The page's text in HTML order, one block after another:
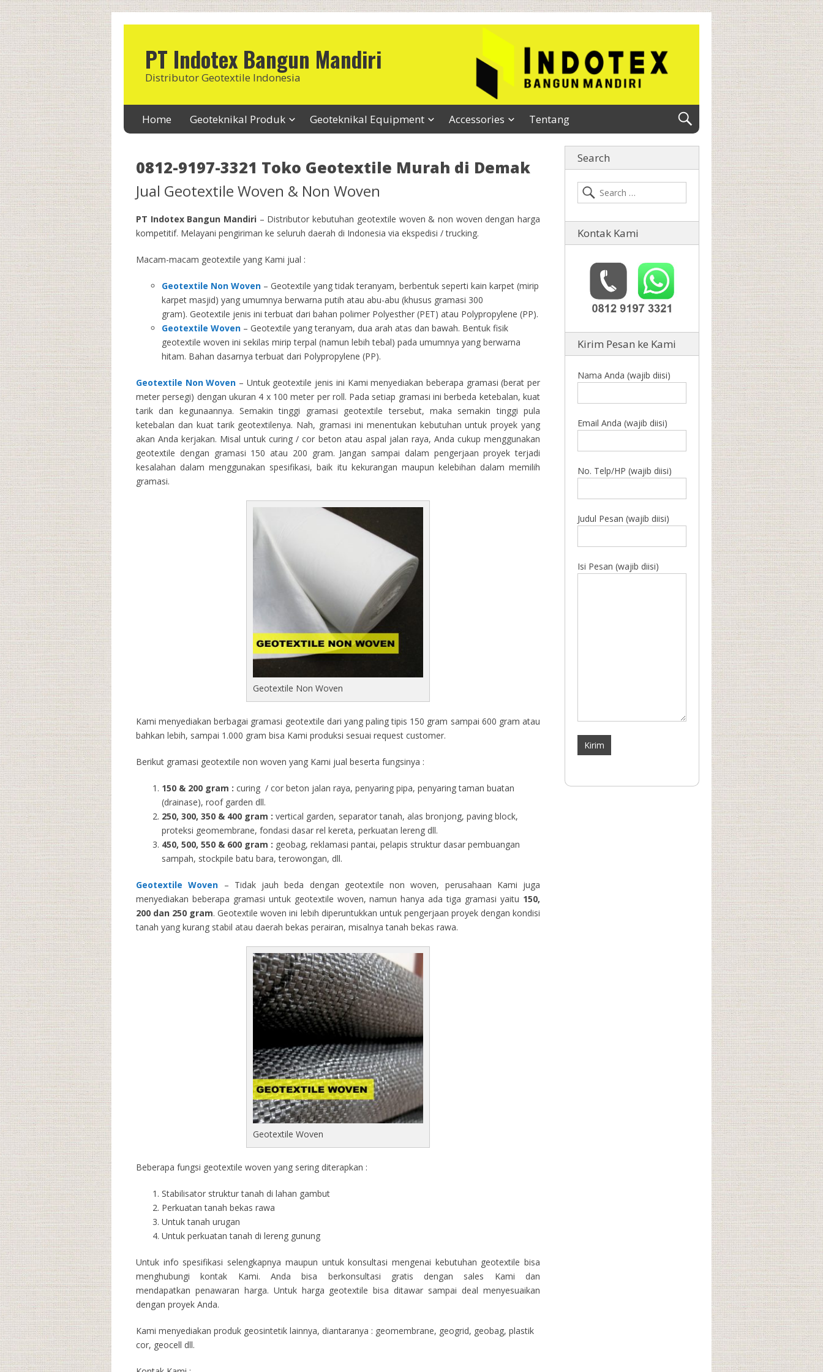
PT Indotex Bangun Mandiri
Distributor Geotextile Indonesia
Home Geoteknikal Produk Geoteknikal Equipment Accessories Tentang
0812-9197-3321 Toko Geotextile Murah di Demak
Jual Geotextile Woven & Non Woven
PT Indotex Bangun Mandiri – Distributor kebutuhan geotextile woven & non woven dengan harga
kompetitif. Melayani pengiriman ke seluruh daerah di Indonesia via ekspedisi / trucking.
Macam-macam geotextile yang Kami jual :
Geotextile Non Woven – Geotextile yang tidak teranyam, berbentuk seperti kain karpet (mirip
karpet masjid) yang umumnya berwarna putih atau abu-abu (khusus gramasi 300
gram). Geotextile jenis ini terbuat dari bahan polimer Polyesther (PET) atau Polypropylene (PP).
Geotextile Woven – Geotextile yang teranyam, dua arah atas dan bawah. Bentuk fisik
geotextile woven ini sekilas mirip terpal (namun lebih tebal) pada umumnya yang berwarna
hitam. Bahan dasarnya terbuat dari Polypropylene (PP).
Geotextile Non Woven – Untuk geotextile jenis ini Kami menyediakan beberapa gramasi (berat per
meter persegi) dengan ukuran 4 x 100 meter per roll. Pada setiap gramasi ini berbeda ketebalan, kuat
tarik dan kegunaannya. Semakin tinggi gramasi geotextile tersebut, maka semakin tinggi pula
ketebalan dan kuat tarik geotextilenya. Nah, gramasi ini menentukan kebutuhan untuk proyek yang
akan Anda kerjakan. Misal untuk curing / cor beton atau aspal jalan raya, Anda cukup menggunakan
geotextile dengan gramasi 150 atau 200 gram. Jangan sampai dalam pengerjaan proyek terjadi
kesalahan dalam menggunakan spesifikasi, baik itu kekurangan maupun kelebihan dalam memilih
gramasi.
Geotextile Non Woven
Kami menyediakan berbagai gramasi geotextile dari yang paling tipis 150 gram sampai 600 gram atau
bahkan lebih, sampai 1.000 gram bisa Kami produksi sesuai request customer.
Berikut gramasi geotextile non woven yang Kami jual beserta fungsinya :
150 & 200 gram : curing / cor beton jalan raya, penyaring pipa, penyaring taman buatan
(drainase), roof garden dll.
250, 300, 350 & 400 gram : vertical garden, separator tanah, alas bronjong, paving block,
proteksi geomembrane, fondasi dasar rel kereta, perkuatan lereng dll.
450, 500, 550 & 600 gram : geobag, reklamasi pantai, pelapis struktur dasar pembuangan
sampah, stockpile batu bara, terowongan, dll.
Geotextile Woven – Tidak jauh beda dengan geotextile non woven, perusahaan Kami juga
menyediakan beberapa gramasi untuk geotextile woven, namun hanya ada tiga gramasi yaitu 150,
200 dan 250 gram. Geotextile woven ini lebih diperuntukkan untuk pengerjaan proyek dengan kondisi
tanah yang kurang stabil atau daerah bekas perairan, misalnya tanah bekas rawa.
Geotextile Woven
Beberapa fungsi geotextile woven yang sering diterapkan :
Stabilisator struktur tanah di lahan gambut
Perkuatan tanah bekas rawa
Untuk tanah urugan
Untuk perkuatan tanah di lereng gunung
Untuk info spesifikasi selengkapnya maupun untuk konsultasi mengenai kebutuhan geotextile bisa
menghubungi kontak Kami. Anda bisa berkonsultasi gratis dengan sales Kami dan
mendapatkan penawaran harga. Untuk harga geotextile bisa ditawar sampai deal menyesuaikan
dengan proyek Anda.
Kami menyediakan produk geosintetik lainnya, diantaranya : geomembrane, geogrid, geobag, plastik
cor, geocell dll.
Search
Kontak Kami
Kirim Pesan ke Kami
Nama Anda (wajib diisi)
Email Anda (wajib diisi)
No. Telp/HP (wajib diisi)
Judul Pesan (wajib diisi)
Isi Pesan (wajib diisi)